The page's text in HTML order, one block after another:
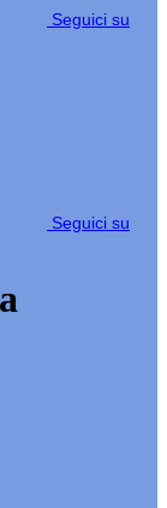
Seguici su
Seguici su